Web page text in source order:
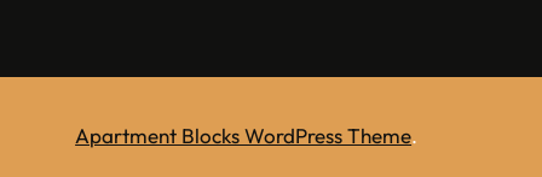
Apartment Blocks WordPress Theme.